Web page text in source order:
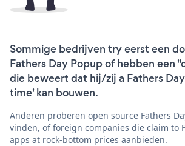
Sommige bedrijven try eerst een
Fathers Day Popup of hebben een
die beweert dat hij/zij a Fathers
time' kan bouwen.
Anderen proberen open source Fathers
vinden, of foreign companies die claim to
apps at rock-bottom prices aanbieden.